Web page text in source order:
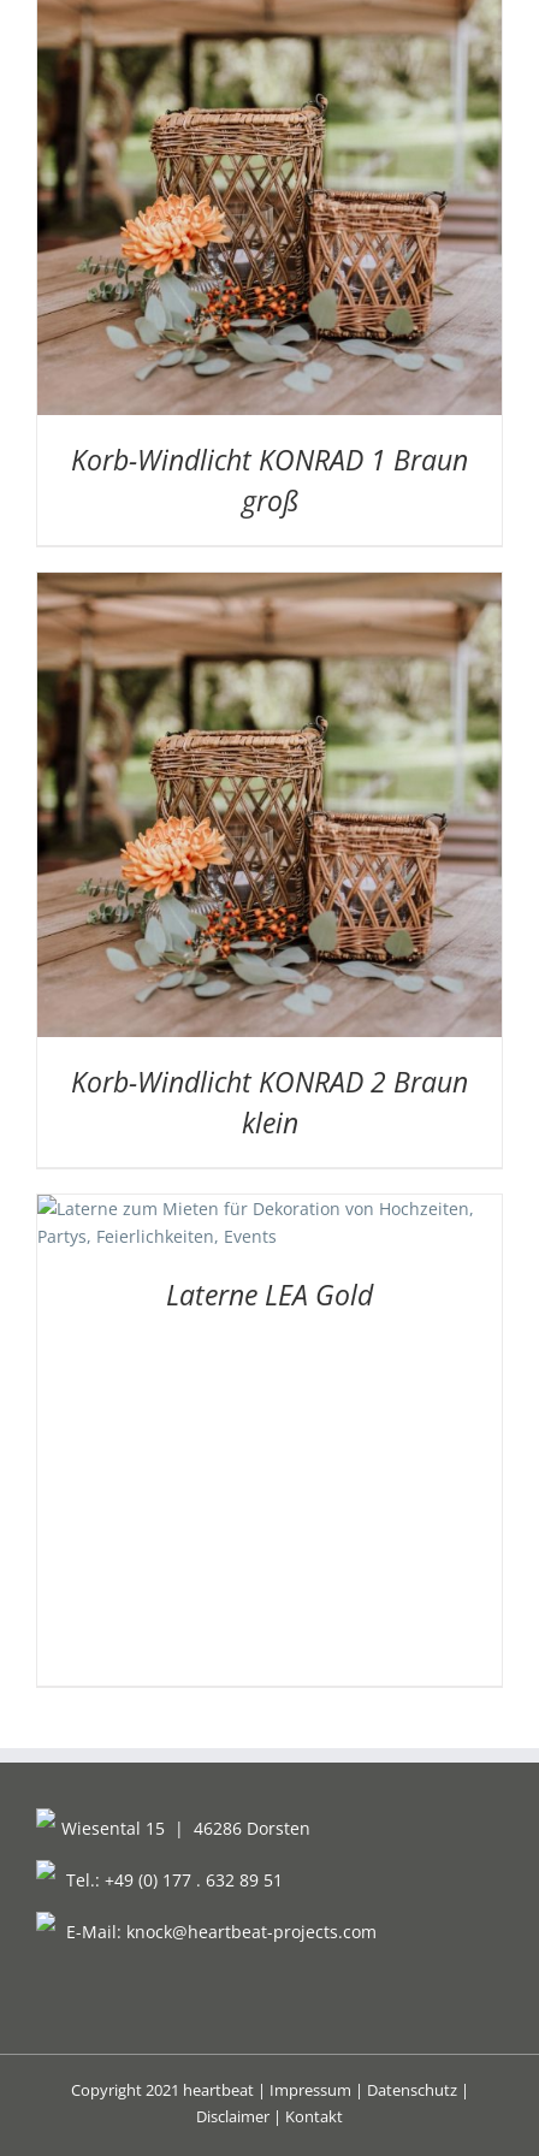
Korb-Windlicht KONRAD 1 Braun
groß
Korb-Windlicht KONRAD 2 Braun
klein
Laterne LEA Gold
Wiesental 15 | 46286 Dorsten
Tel.: +49 (0) 177 . 632 89 51
E-Mail: knock@heartbeat-projects.com
Copyright 2021 heartbeat | Impressum | Datenschutz|
Disclaimer | Kontakt